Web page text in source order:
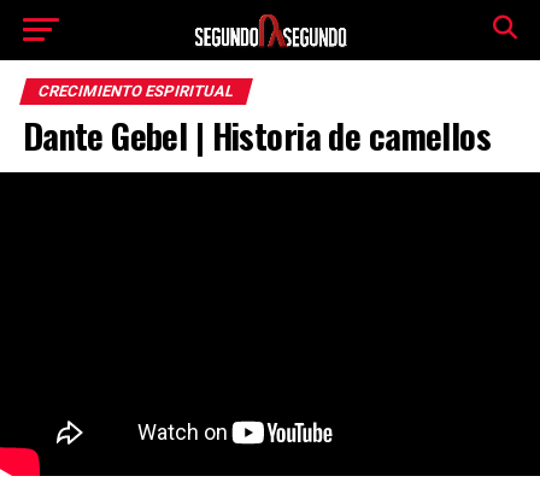
CRECIMIENTO ESPIRITUAL
Dante Gebel | Historia de camellos